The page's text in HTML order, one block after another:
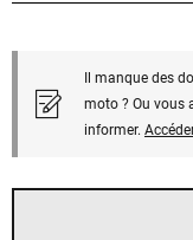
Il manque des
moto ? Ou vous
informer.